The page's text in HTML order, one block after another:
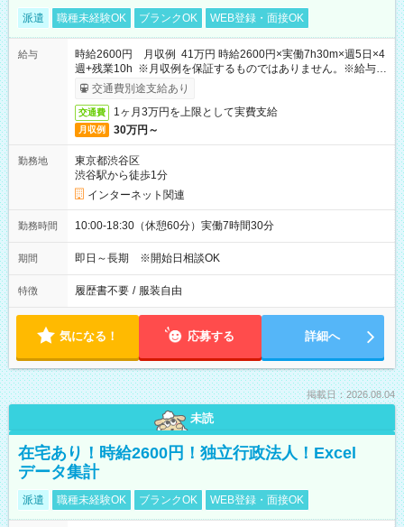
派遣 職種未経験OK ブランクOK WEB登録・面接OK
給与
時給2600円 月収例 41万円 時給2600円×実働7h30m×週5日×4
週+残業10h ※月収例を保証するものではありません。※給与即
受取りサービス利用可（利用条件有）
交通費別途支給あり
交通費 1ヶ月3万円を上限として実費支給
月収例 30万円～
勤務地
東京都渋谷区
渋谷駅から徒歩1分
インターネット関連
勤務時間 10:00-18:30（休憩60分）実働7時間30分
期間 即日～長期 ※開始日相談OK
特徴 履歴書不要 / 服装自由
気になる！ 応募する 詳細へ
掲載日：2026.08.04
未読
在宅あり！時給2600円！独立行政法人！Excel
データ集計
派遣 職種未経験OK ブランクOK WEB登録・面接OK